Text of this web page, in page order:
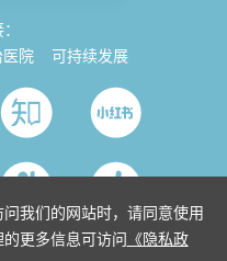
我们的网站时，请同意使用
更多信息可访问 《隐私政
院 可持续发展